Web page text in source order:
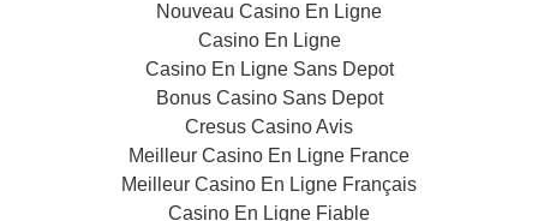
Nouveau Casino En Ligne
Casino En Ligne
Casino En Ligne Sans Depot
Bonus Casino Sans Depot
Cresus Casino Avis
Meilleur Casino En Ligne France
Meilleur Casino En Ligne Français
Casino En Ligne Fiable